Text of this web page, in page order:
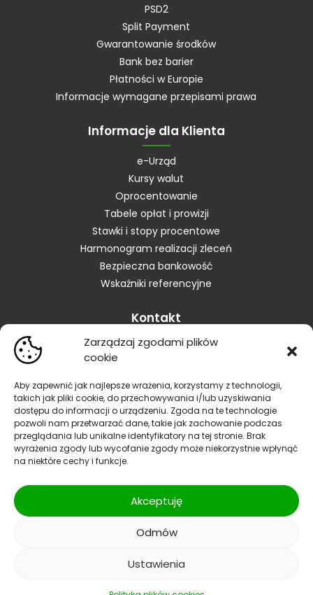
Zarządzaj zgodami plików
cookie
Aby zapewnić jak najlepsze wrażenia, korzystamy z technologii,
takich jak pliki cookie, do przechowywania i/lub uzyskiwania
dostępu do informacji o urządzeniu. Zgoda na te technologie
pozwoli nam przetwarzać dane, takie jak zachowanie podczas
przeglądania lub unikalne identyfikatory na tej stronie. Brak
wyrażenia zgody lub wycofanie zgody może niekorzystnie wpłynąć
na niektóre cechy i funkcje.
Akceptuję
Odmów
Ustawienia
Bankowość
PSD2
Split Payment
Gwarantowanie środków
Bank bez barier
Płatności w Europie
Informacje wymagane przepisami prawa
Informacje dla Klienta
e-Urząd
Kursy walut
Oprocentowanie
Tabele opłat i prowizji
Stawki i stopy procentowe
Harmonogram realizacji zleceń
Bezpieczna bankowość
Wskaźniki referencyjne
Kontakt
Skontaktuj się z Bankiem
Zastrzeganie karty
Zastrzeganie dokumentów
Blokowanie bankowości elektronicznej
Informacja dla sygnalistów
Reklamacje
| Polityka bezpieczeństwa
CODE/BIC:GBWCPLPP
FacebookInstagram